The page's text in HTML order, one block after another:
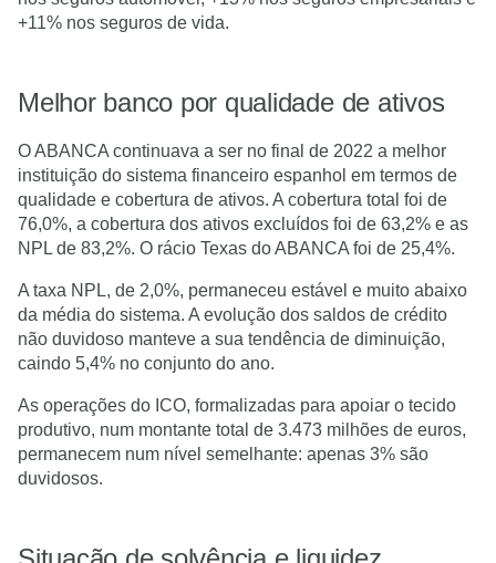
+11% nos seguros de vida.
Melhor banco por qualidade de ativos
O ABANCA continuava a ser no final de 2022 a melhor
instituição do sistema financeiro espanhol em termos de
qualidade e cobertura de ativos. A cobertura total foi de
76,0%, a cobertura dos ativos excluídos foi de 63,2% e as
NPL de 83,2%. O rácio Texas do ABANCA foi de 25,4%.
A taxa NPL, de 2,0%, permaneceu estável e muito abaixo
da média do sistema. A evolução dos saldos de crédito
não duvidoso manteve a sua tendência de diminuição,
caindo 5,4% no conjunto do ano.
As operações do ICO, formalizadas para apoiar o tecido
produtivo, num montante total de 3.473 milhões de euros,
permanecem num nível semelhante: apenas 3% são
duvidosos.